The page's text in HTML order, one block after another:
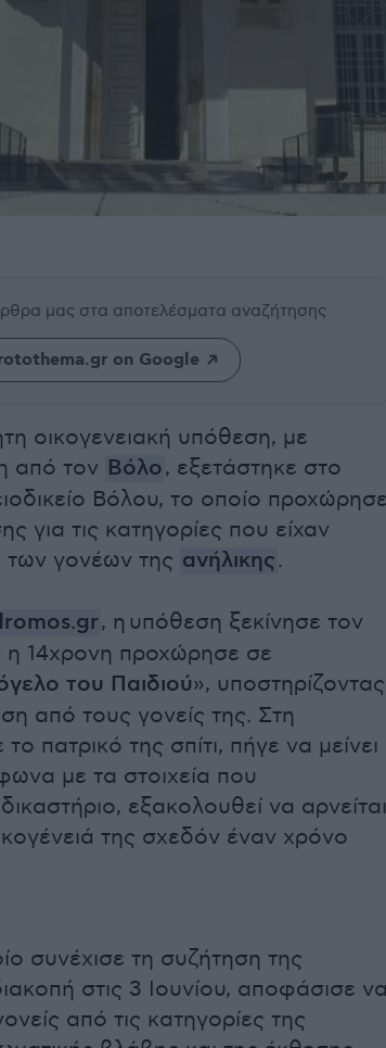
μας στα αποτελέσματα αναζήτησης
on Google
οικογενειακή υπόθεση, με
από τον Βόλο, εξετάστηκε στο
Βόλου, το οποίο
για τις κατηγορίες που είχαν
των γονέων της ανήλικης.
, η υπόθεση ξεκίνησε τον
η 14χρονη προχώρησε σε
του Παιδιού», υποστηρίζοντας
από τους γονείς της. Στη
πατρικό της σπίτι, πήγε να μείνει
με τα στοιχεία που
εξακολουθεί να αρνείται
της σχεδόν έναν χρόνο
συνέχισε τη συζήτηση της
στις 3 Ιουνίου, αποφάσισε
από τις κατηγορίες της